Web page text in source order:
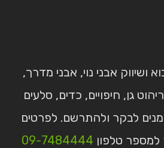
ושיווק אבני נוי, אבני מדרך,
גן, חיפויים, כדים, סלעים
לבקר ולהתרשם. לפרטים
למספר טלפון 09-7484444